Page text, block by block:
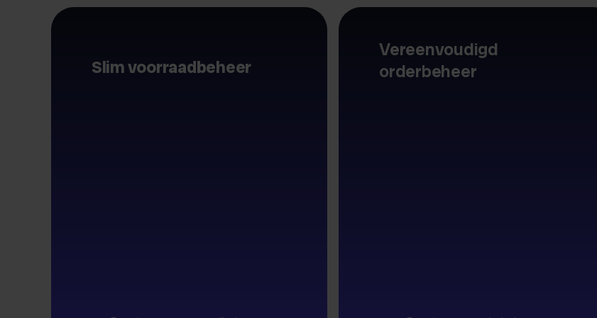
Slim voorraadbeheer
Vereenvoudigd
orderbeheer